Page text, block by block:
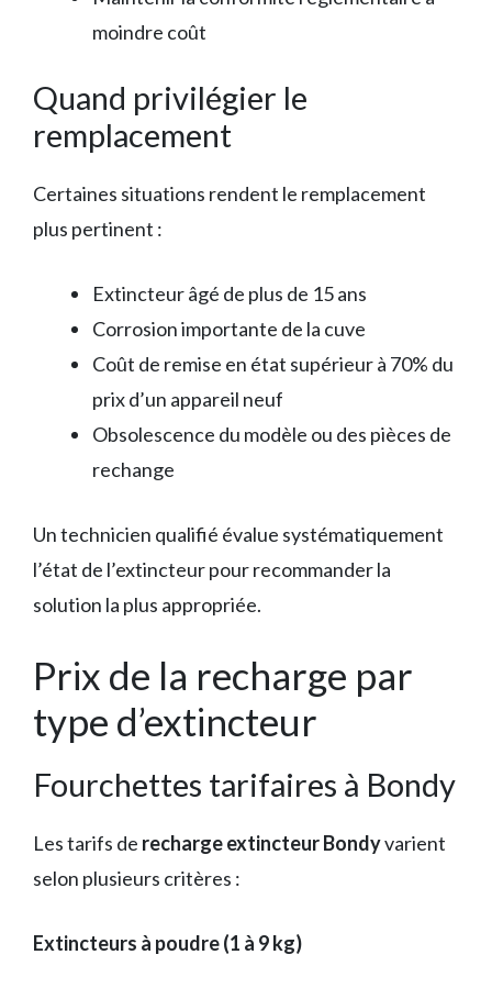
moindre coût
Quand privilégier le
remplacement
Certaines situations rendent le remplacement
plus pertinent :
Extincteur âgé de plus de 15 ans
Corrosion importante de la cuve
Coût de remise en état supérieur à 70% du
prix d’un appareil neuf
Obsolescence du modèle ou des pièces de
rechange
Un technicien qualifié évalue systématiquement
l’état de l’extincteur pour recommander la
solution la plus appropriée.
Prix de la recharge par
type d’extincteur
Fourchettes tarifaires à Bondy
Les tarifs de recharge extincteur Bondyvarient
selon plusieurs critères :
Extincteurs à poudre (1 à 9 kg)